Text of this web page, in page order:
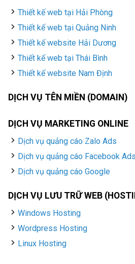
Thiết kế web tại Hải Phòng
Thiết kế web tại Quảng Ninh
Thiết kế website Hải Dương
Thiết kế web tại Thái Bình
Thiết kế website Nam Định
DỊCH VỤ TÊN MIỀN (DOMAIN)
DỊCH VỤ MARKETING ONLINE
Dịch vụ quảng cáo Zalo Ads
Dịch vụ quảng cáo Facebook Ads
Dịch vụ quảng cáo Google
DỊCH VỤ LƯU TRỮ WEB
Windows Hosting
Wordpress Hosting
Linux Hosting